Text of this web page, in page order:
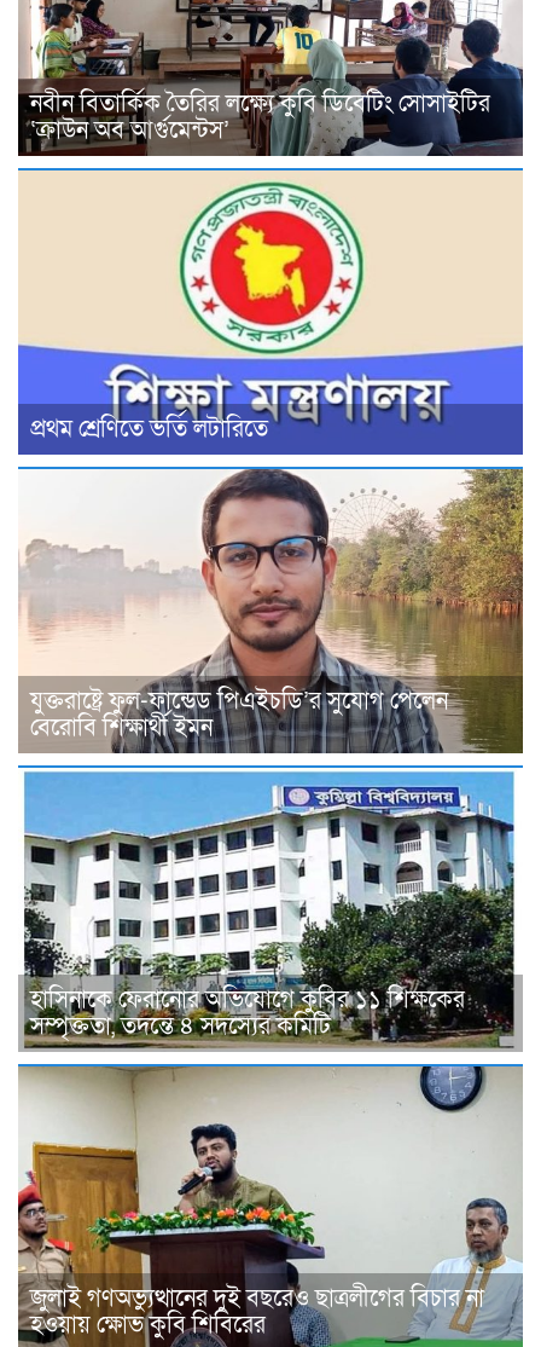
নবীন বিতার্কিক তৈরির লক্ষ্যে কুবি ডিবেটিং সোসাইটির
‘ক্রাউন অব আর্গুমেন্টস’
প্রথম শ্রেণিতে ভর্তি লটারিতে
যুক্তরাষ্ট্রে ফুল-ফান্ডেড পিএইচডি’র সুযোগ পেলেন
বেরোবি শিক্ষার্থী ইমন
হাসিনাকে ফেরানোর অভিযোগে কুবির ১১ শিক্ষকের
সম্পৃক্ততা, তদন্তে ৪ সদস্যের কমিটি
জুলাই গণঅভ্যুত্থানের দুই বছরেও ছাত্রলীগের বিচার না
হওয়ায় ক্ষোভ কুবি শিবিরের